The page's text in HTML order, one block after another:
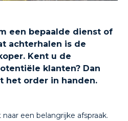
een bepaalde dienst of
achterhalen is de
Kent u de
klanten? Dan
het order in handen.
een belangrijke afspraak.